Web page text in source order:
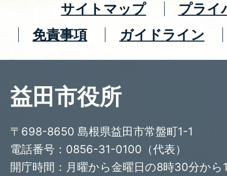
サイトマップ
プライ
免責事項
ガイドライン
益田市役所
〒698-8650 島根県益田市常盤町1-1
電話番号：0856-31-0100（代表）
開庁時間：月曜から金曜日の8時30分から